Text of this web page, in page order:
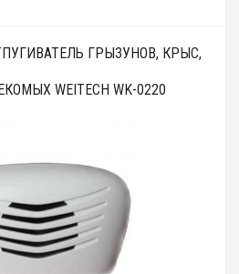
ГРЫЗУНОВ, КРЫС,
WEITECH WK-0220